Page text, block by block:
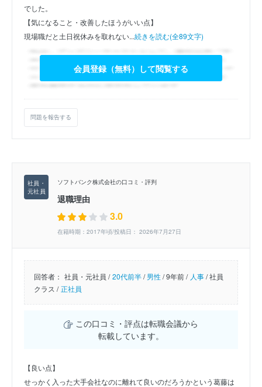
でした。
【気になること・改善したほうがいい点】
現場職だと土日祝休みを取れない...続きを読む(全89文字)
会員登録（無料）して閲覧する
問題を報告する
ソフトバンク株式会社の口コミ・評判
退職理由
3.0
在籍時期：2017年頃/投稿日： 2026年7月27日
回答者： 社員・元社員 / 20代前半/男性/9年前 / 人事/社員
クラス / 正社員
この口コミ・評点は転職会議から
転載しています。
【良い点】
せっかく入った大手会社なのに離れて良いのだろうかという葛藤は